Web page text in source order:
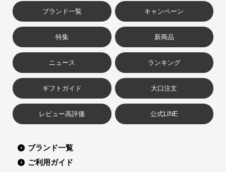
ブランド一覧 キャンペーン
特集 新商品
ニュース ランキング
ギフトガイド 大口注文
レビュー高評価 公式LINE
ブランド一覧
ご利用ガイド